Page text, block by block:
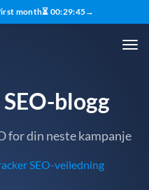
month⏳ 00:29:43→
blogg
for din neste kampanje
SEO-veiledning